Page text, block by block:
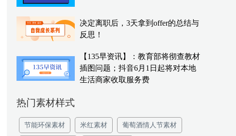
决定离职后，3天拿到offer的总结与
反思！
【135早资讯】：教育部将彻查教材
插图问题；抖音6月1日起将对本地
生活商家收取服务费
热门素材样式
节能环保素材 米红素材 葡萄酒情人节素材